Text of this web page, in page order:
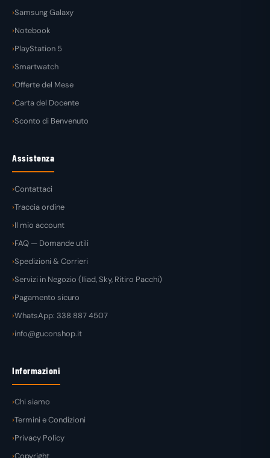
Samsung Galaxy
Notebook
PlayStation 5
Smartwatch
Offerte del Mese
Carta del Docente
Sconto di Benvenuto
Assistenza
Contattaci
Traccia ordine
Il mio account
FAQ — Domande utili
Spedizioni & Corrieri
Servizi in Negozio (Iliad, Sky, Ritiro Pacchi)
Pagamento sicuro
WhatsApp: 338 887 4507
info@guconshop.it
Informazioni
Chi siamo
Termini e Condizioni
Privacy Policy
Copyright